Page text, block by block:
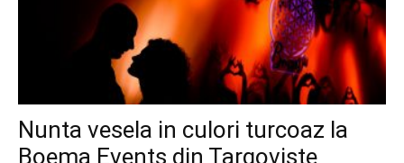
Nunta vesela in culori turcoaz la
Boema Events din Targoviste